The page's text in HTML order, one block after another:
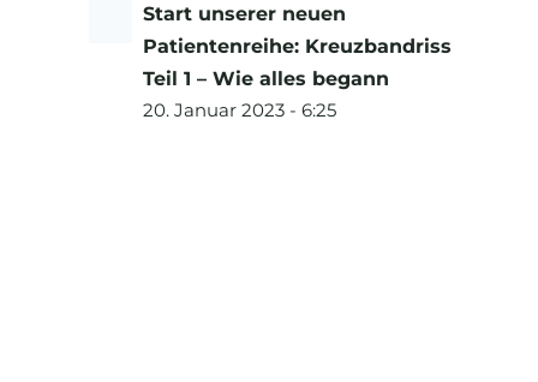
Start unserer neuen
Patientenreihe: Kreuzbandriss
Teil 1 – Wie alles begann
20. Januar 2023 - 6:25